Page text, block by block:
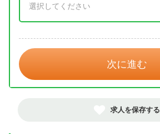
次に進む
求人を保存する